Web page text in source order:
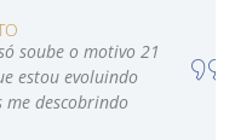
soube o motivo 21
estou evoluindo
me descobrindo